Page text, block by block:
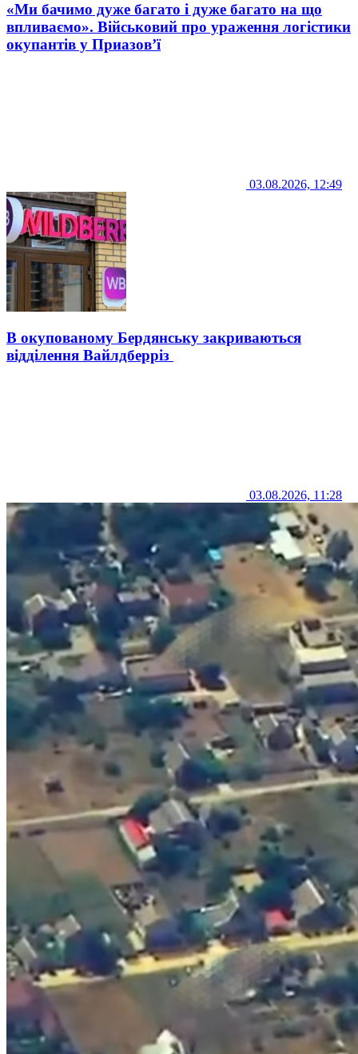
«Ми бачимо дуже багато і дуже багато на що
впливаємо». Військовий про ураження логістики
окупантів у Приазов’ї
03.08.2026, 12:49
В окупованому Бердянську закриваються
відділення Вайлдберріз
03.08.2026, 11:28